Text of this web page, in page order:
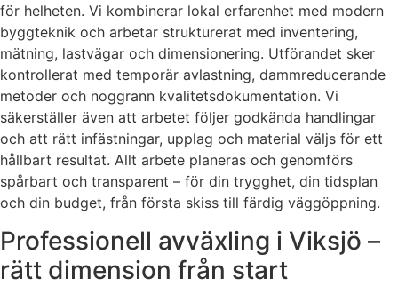
för helheten. Vi kombinerar lokal erfarenhet med modern
byggteknik och arbetar strukturerat med inventering,
mätning, lastvägar och dimensionering. Utförandet sker
kontrollerat med temporär avlastning, dammreducerande
metoder och noggrann kvalitetsdokumentation. Vi
säkerställer även att arbetet följer godkända handlingar
och att rätt infästningar, upplag och material väljs för ett
hållbart resultat. Allt arbete planeras och genomförs
spårbart och transparent – för din trygghet, din tidsplan
och din budget, från första skiss till färdig väggöppning.
Professionell avväxling i Viksjö –
rätt dimension från start